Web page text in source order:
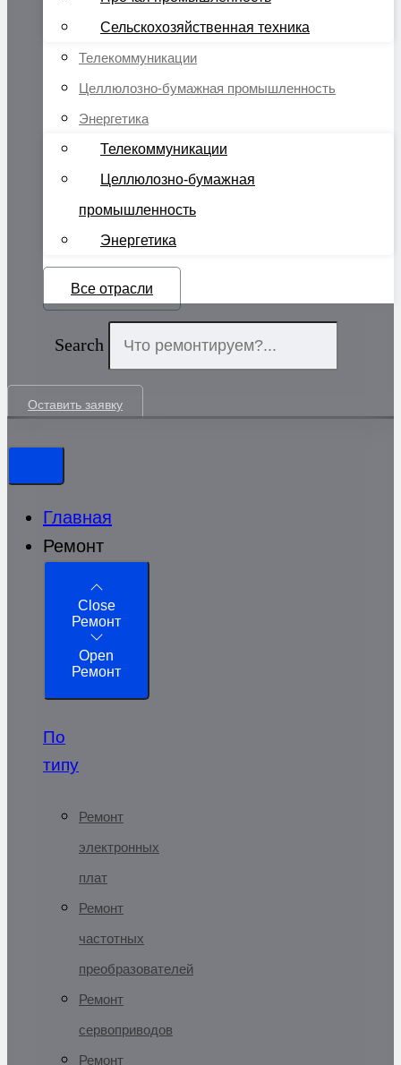
Сельскохозяйственная техника
Телекоммуникации
Целлюлозно-бумажная промышленность
Энергетика
Телекоммуникации
Целлюлозно-бумажная
промышленность
Энергетика
Все отрасли
Search
Оставить заявку
Главная
Ремонт
Close
Ремонт
Open
Ремонт
По
типу
Ремонт
электронных
плат
Ремонт
частотных
преобразователей
Ремонт
сервоприводов
Ремонт